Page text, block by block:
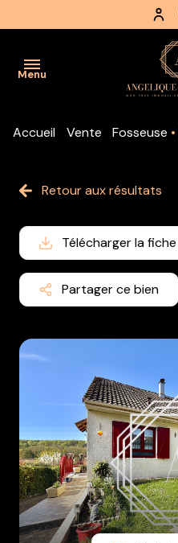
Menu
nos
biens
vendus
notre
contact
nous
rejoindre
Accueil Vente Fosseuse
Retour aux résultats
Télécharger la fiche
Partager ce bien